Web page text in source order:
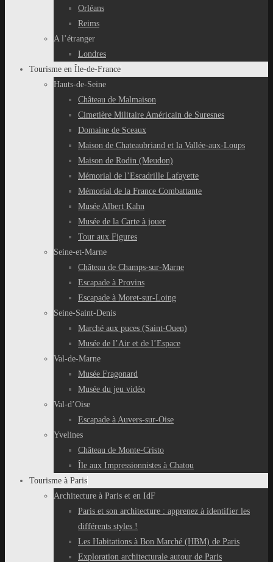
Orléans
Reims
A l’étranger
Londres
Tourisme en Île-de-France
Hauts-de-Seine
Château de Malmaison
Cimetière Militaire Américain de Suresnes
Domaine de Sceaux
Maison de Chateaubriand et la Vallée-aux-Loups
Maison de Rodin (Meudon)
Mémorial de l’Escadrille Lafayette
Mémorial de la France Combattante
Musée Albert Kahn
Musée de la Carte à jouer
Tour aux Figures
Seine-et-Marne
Château de Champs-sur-Marne
Escapade à Provins
Escapade à Moret-sur-Loing
Seine-Saint-Denis
Marché aux puces (Saint-Ouen)
Musée de l’Air et de l’Espace
Val-de-Marne
Musée Fragonard
Musée du jeu vidéo
Val-d’Oise
Escapade à Auvers-sur-Oise
Yvelines
Château de Monte-Cristo
Île aux Impressionnistes à Chatou
Tourisme à Paris
Architecture à Paris et en IdF
Paris et son architecture : apprenez à identifier les
différents styles !
Les Habitations à Bon Marché (HBM) de Paris
Exploration architecturale autour de Paris